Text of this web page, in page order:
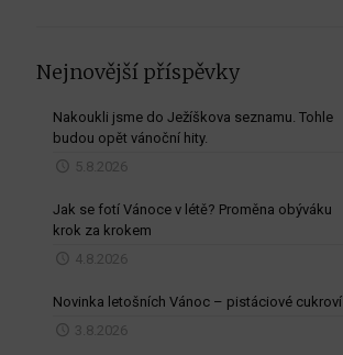
Nejnovější příspěvky
Nakoukli jsme do Ježíškova seznamu. Tohle
budou opět vánoční hity.
5.8.2026
Jak se fotí Vánoce v létě? Proměna obýváku
krok za krokem
4.8.2026
Novinka letošních Vánoc – pistáciové cukroví
3.8.2026